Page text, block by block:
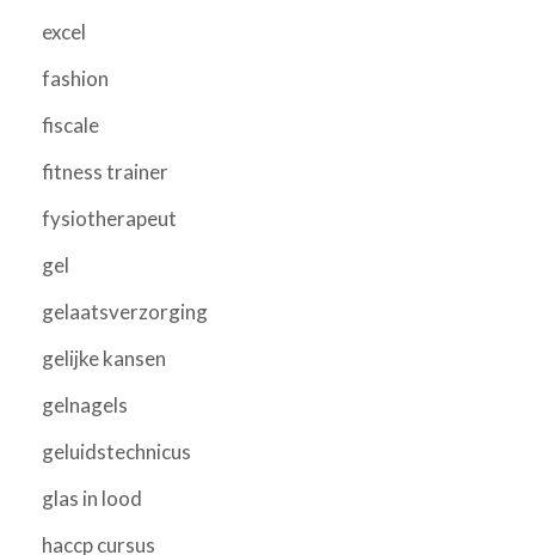
excel
fashion
fiscale
fitness trainer
fysiotherapeut
gel
gelaatsverzorging
gelijke kansen
gelnagels
geluidstechnicus
glas in lood
haccp cursus